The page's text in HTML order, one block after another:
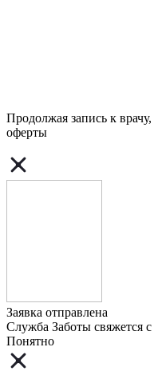
Продолжая запись к
оферты
Заявка отправлена
Служба Заботы свяжется
Понятно